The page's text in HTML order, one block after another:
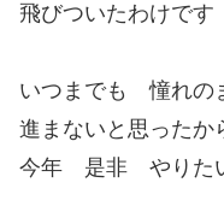
飛びついたわけです
いつまでも 憧れの
進まないと思ったか
今年 是非 やりた